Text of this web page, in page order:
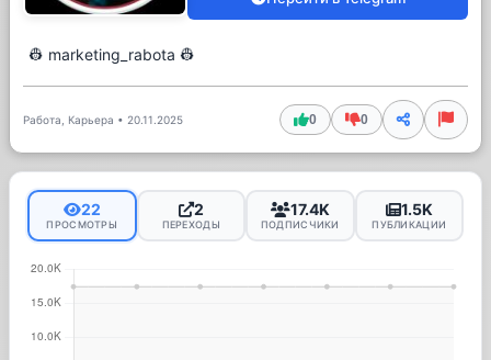
👷 marketing_rabota 👷
Работа, Карьера • 20.11.2025 0 0
22
ПРОСМОТРЫ
2
ПЕРЕХОДЫ
17.4K
ПОДПИСЧИКИ
1.5K
ПУБЛИКАЦИИ